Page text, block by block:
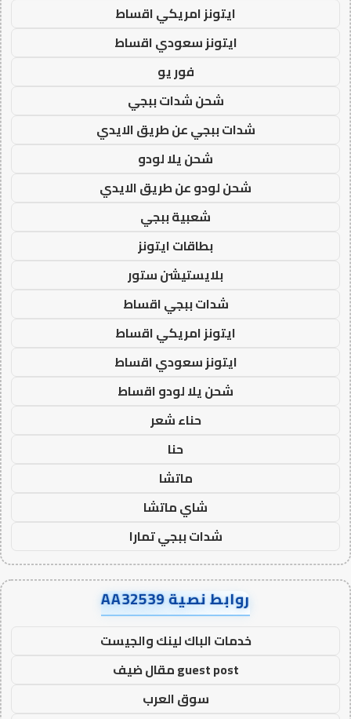
ايتونز امريكي اقساط
ايتونز سعودي اقساط
فور يو
شحن شدات ببجي
شدات ببجي عن طريق الايدي
شحن يلا لودو
شحن لودو عن طريق الايدي
شعبية ببجي
بطاقات ايتونز
بلايستيشن ستور
شدات ببجي اقساط
ايتونز امريكي اقساط
ايتونز سعودي اقساط
شحن يلا لودو اقساط
حناء شعر
حنا
ماتشا
شاي ماتشا
شدات ببجي تمارا
روابط نصية AA32539
خدمات الباك لينك والجيست
guest post مقال ضيف
سوق العرب